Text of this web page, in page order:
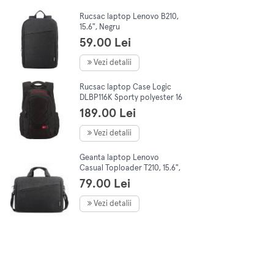
Rucsac laptop Lenovo B210,
15.6", Negru
59.00 Lei
Vezi detalii
Rucsac laptop Case Logic
DLBP116K Sporty polyester 16
Negru DLBP-116 BLACK
189.00 Lei
Vezi detalii
Geanta laptop Lenovo
Casual Toploader T210, 15.6",
Negru
79.00 Lei
Vezi detalii